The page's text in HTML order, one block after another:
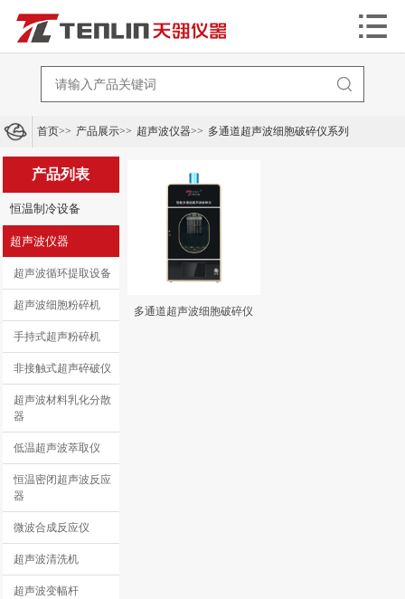


首页>> 产品展示>> 超声波仪器>> 多通道超声波细胞破碎仪系列
产品列表
恒温制冷设备
超声波仪器
超声波循环提取设备
超声波细胞粉碎机
手持式超声粉碎机
非接触式超声碎破仪
超声波材料乳化分散
器
低温超声波萃取仪
恒温密闭超声波反应
器
微波合成反应仪
超声波清洗机
超声波变幅杆
多通道超声波细胞破碎仪